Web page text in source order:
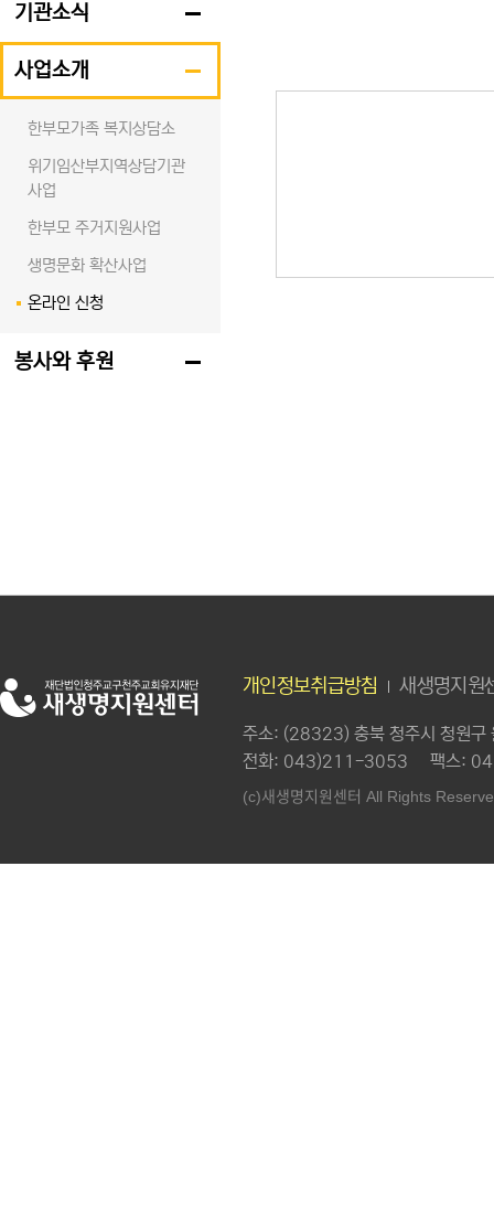
기관소식
사업소개
한부모가족 복지상담소
위기임산부지역상담기관
사업
한부모 주거지원사업
생명문화 확산사업
온라인 신청
봉사와 후원
개인정보취급방침 새생명지원
주소: (28323) 충북 청주시 청원
전화: 043)211-3053 팩스:
(c)새생명지원센터 All Rights